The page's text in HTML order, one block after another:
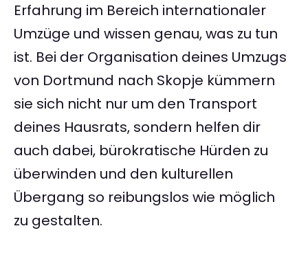
Erfahrung im Bereich internationaler
Umzüge und wissen genau, was zu tun
ist. Bei der Organisation deines Umzugs
von Dortmund nach Skopje kümmern
sie sich nicht nur um den Transport
deines Hausrats, sondern helfen dir
auch dabei, bürokratische Hürden zu
überwinden und den kulturellen
Übergang so reibungslos wie möglich
zu gestalten.